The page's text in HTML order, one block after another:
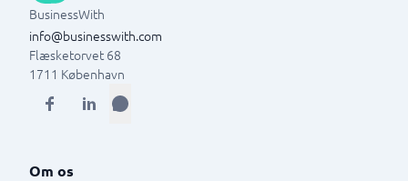
BusinessWith
info@businesswith.com
Flæsketorvet 68
1711 København
Om os